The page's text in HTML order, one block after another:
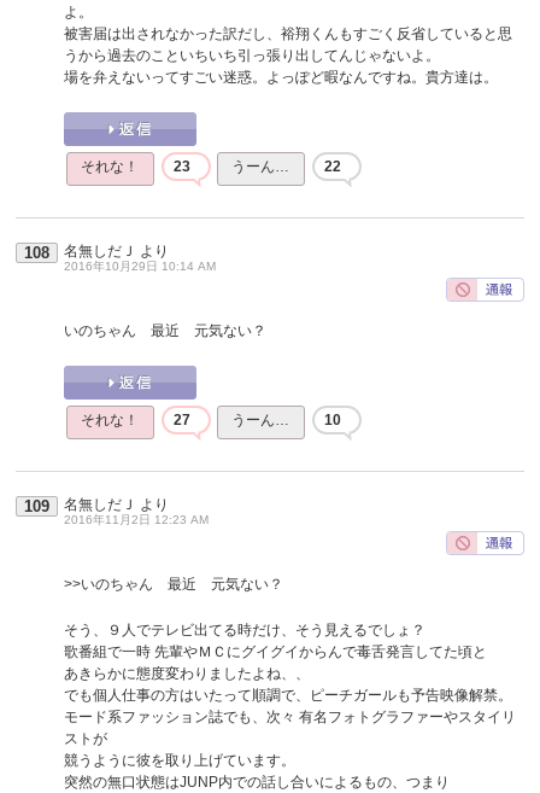
よ。
被害届は出されなかった訳だし、裕翔くんもすごく反省していると思
うから過去のこといちいち引っ張り出してんじゃないよ。
場を弁えないってすごい迷惑。よっぽど暇なんですね。貴方達は。
それな！ 23 うーん… 22
108 名無しだＪ より
2016年10月29日 10:14 AM
いのちゃん 最近 元気ない？
それな！ 27 うーん… 10
109 名無しだＪ より
2016年11月2日 12:23 AM
>>いのちゃん 最近 元気ない？
そう、９人でテレビ出てる時だけ、そう見えるでしょ？
歌番組で一時 先輩やＭＣにグイグイからんで毒舌発言してた頃と
あきらかに態度変わりましたよね、、
でも個人仕事の方はいたって順調で、ピーチガールも予告映像解禁。
モード系ファッション誌でも、次々 有名フォトグラファーやスタイリ
ストが
競うように彼を取り上げています。
突然の無口状態はJUNP内での話し合いによるもの、つまり